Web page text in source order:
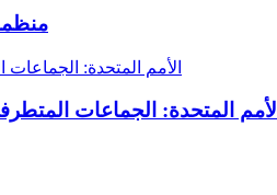
الأمم المتحدة: الجماعات المتطرفة الباكستانية